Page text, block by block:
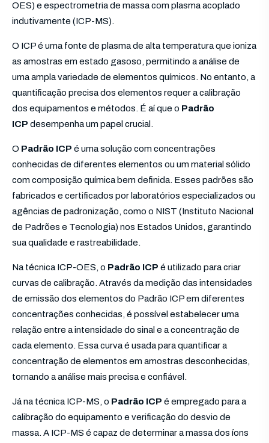
OES) e espectrometria de massa com plasma acoplado
indutivamente (ICP-MS).
O ICP é uma fonte de plasma de alta temperatura que ioniza
as amostras em estado gasoso, permitindo a análise de
uma ampla variedade de elementos químicos. No entanto, a
quantificação precisa dos elementos requer a calibração
dos equipamentos e métodos. É aí que o Padrão
ICP desempenha um papel crucial.
O Padrão ICP é uma solução com concentrações
conhecidas de diferentes elementos ou um material sólido
com composição química bem definida. Esses padrões são
fabricados e certificados por laboratórios especializados ou
agências de padronização, como o NIST (Instituto Nacional
de Padrões e Tecnologia) nos Estados Unidos, garantindo
sua qualidade e rastreabilidade.
Na técnica ICP-OES, o Padrão ICP é utilizado para criar
curvas de calibração. Através da medição das intensidades
de emissão dos elementos do Padrão ICP em diferentes
concentrações conhecidas, é possível estabelecer uma
relação entre a intensidade do sinal e a concentração de
cada elemento. Essa curva é usada para quantificar a
concentração de elementos em amostras desconhecidas,
tornando a análise mais precisa e confiável.
Já na técnica ICP-MS, o Padrão ICP é empregado para a
calibração do equipamento e verificação do desvio de
massa. A ICP-MS é capaz de determinar a massa dos íons